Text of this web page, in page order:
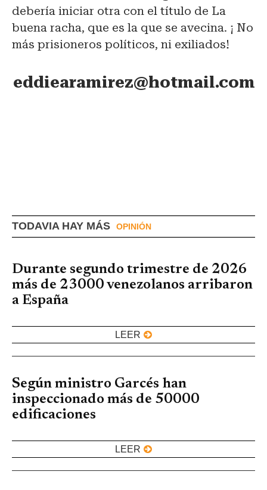
debería iniciar otra con el título de La
buena racha, que es la que se avecina. ¡ No
más prisioneros políticos, ni exiliados!
eddiearamirez@hotmail.com
TODAVIA HAY MÁS OPINIÓN
Durante segundo trimestre de 2026
más de 23000 venezolanos arribaron
a España
LEER
Según ministro Garcés han
inspeccionado más de 50000
edificaciones
LEER